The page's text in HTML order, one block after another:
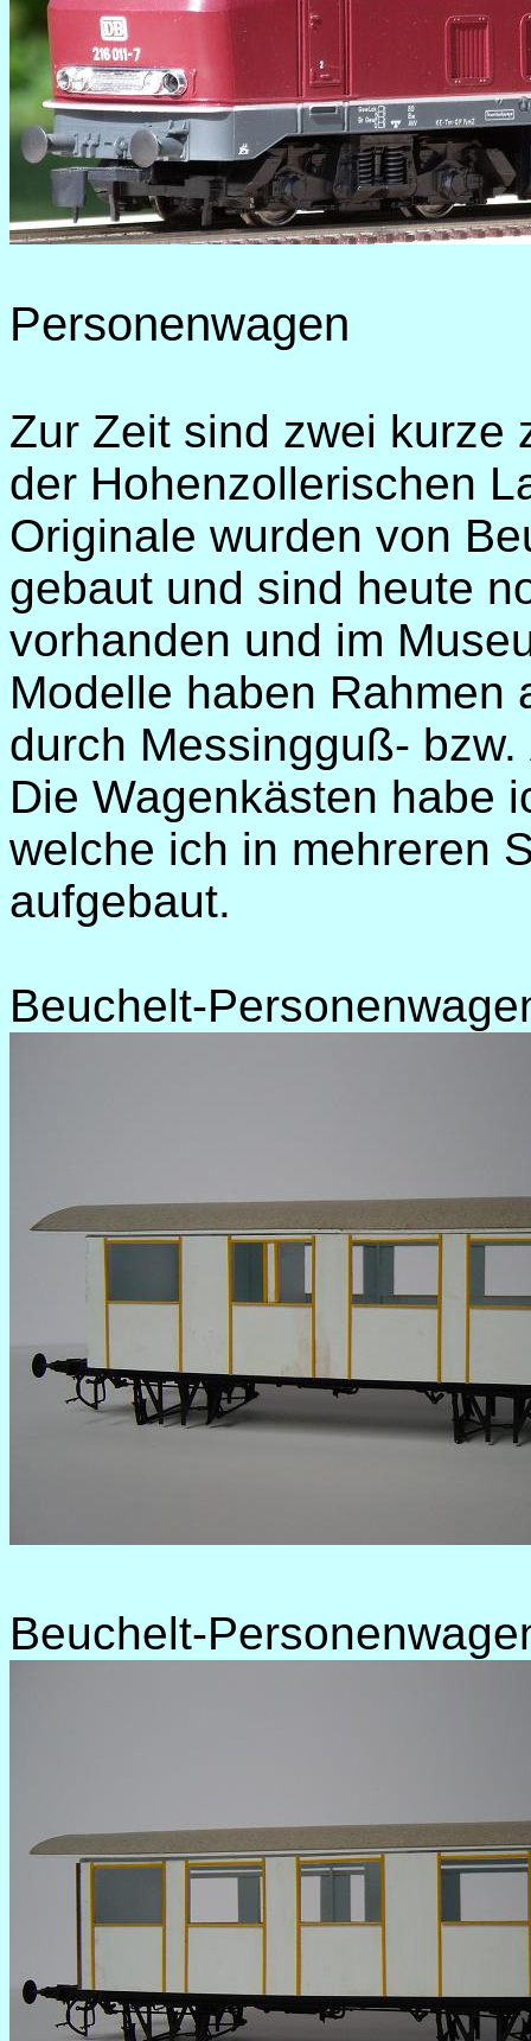
Personenwagen
Zur Zeit sind zwei kurze
der Hohenzollerischen
Originale wurden von
gebaut und sind heute
vorhanden und im
Modelle haben Rahmen
durch Messingguß-
Die Wagenkästen habe
welche ich in mehreren
aufgebaut.
Beuchelt-
Beuchelt-